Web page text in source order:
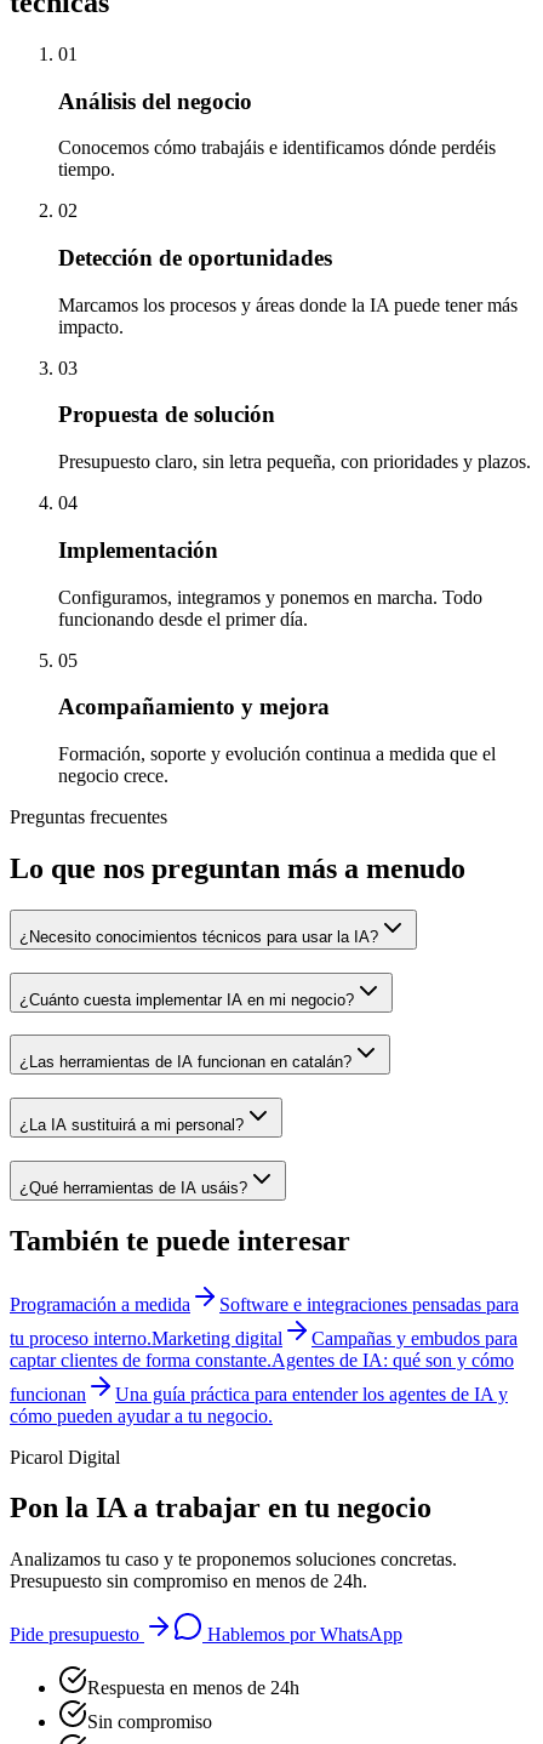
01
Análisis del negocio
Conocemos cómo trabajáis e identificamos dónde perdéis
tiempo.
02
Detección de oportunidades
Marcamos los procesos y áreas donde la IA puede tener más
impacto.
03
Propuesta de solución
Presupuesto claro, sin letra pequeña, con prioridades y plazos.
04
Implementación
Configuramos, integramos y ponemos en marcha. Todo
funcionando desde el primer día.
05
Acompañamiento y mejora
Formación, soporte y evolución continua a medida que el
negocio crece.
Preguntas frecuentes
Lo que nos preguntan más a menudo
¿Necesito conocimientos técnicos para usar la IA?
¿Cuánto cuesta implementar IA en mi negocio?
¿Las herramientas de IA funcionan en catalán?
¿La IA sustituirá a mi personal?
¿Qué herramientas de IA usáis?
También te puede interesar
Programación a medida
Software e integraciones pensadas para
tu proceso interno.Marketing digital
Campañas y embudos para
captar clientes de forma constante.Agentes de IA: qué son y cómo
funcionan
Una guía práctica para entender los agentes de IA y
cómo pueden ayudar a tu negocio.
Picarol Digital
Pon la IA a trabajar en tu negocio
Analizamos tu caso y te proponemos soluciones concretas.
Presupuesto sin compromiso en menos de 24h.
Pide presupuesto Hablemos por WhatsApp
Respuesta en menos de 24h
Sin compromiso